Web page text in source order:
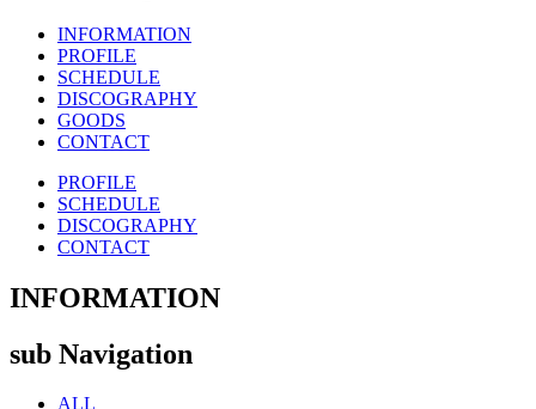
INFORMATION
PROFILE
SCHEDULE
DISCOGRAPHY
GOODS
CONTACT
PROFILE
SCHEDULE
DISCOGRAPHY
CONTACT
INFORMATION
sub Navigation
ALL